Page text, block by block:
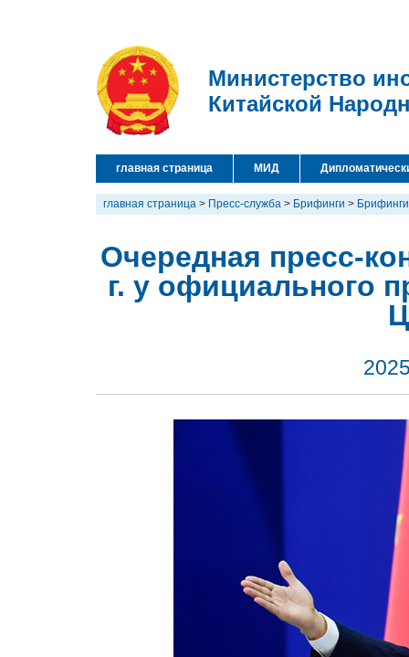
Министерство
Китайской
главная страница МИД
главная страница > Пресс-служба > Брифинги > Брифинги
Очередная пресс-
г. у официального